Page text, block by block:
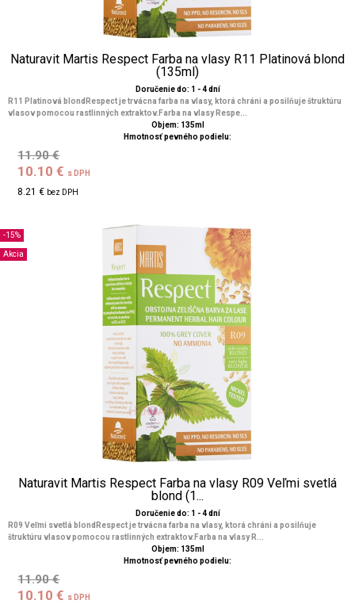
Naturavit Martis Respect Farba na vlasy R11 Platinová blond
(135ml)
Doručenie do: 1 - 4 dní
R11 Platinová blondRespect je trvácna farba na vlasy, ktorá chráni a posilňuje štruktúru
vlasov pomocou rastlinných extraktov.Farba na vlasy Respe...
Objem: 135ml
Hmotnosť pevného podielu:
11.90 €
10.10 € s DPH
8.21 € bez DPH
-15%
Akcia
Naturavit Martis Respect Farba na vlasy R09 Veľmi svetlá
blond (1...
Doručenie do: 1 - 4 dní
R09 Veľmi svetlá blondRespect je trvácna farba na vlasy, ktorá chráni a posilňuje
štruktúru vlasov pomocou rastlinných extraktov.Farba na vlasy R...
Objem: 135ml
Hmotnosť pevného podielu:
11.90 €
10.10 € s DPH